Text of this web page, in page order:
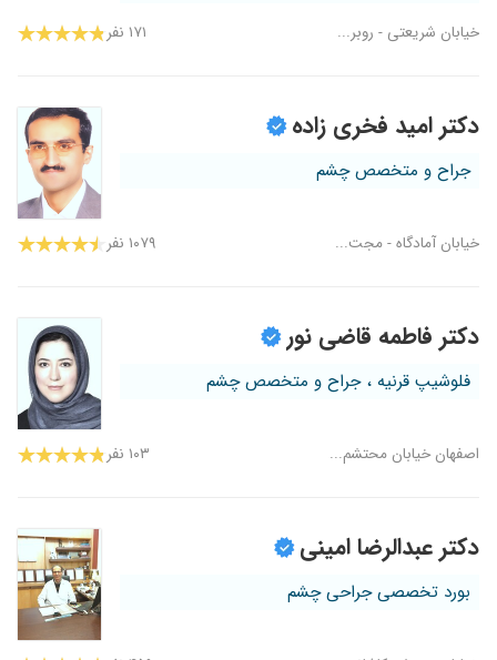
خیابان شریعتی - روبر... ۱۷۱ نفر
دکتر امید فخری زاده
جراح و متخصص چشم
خیابان آمادگاه - مجت... ۱۰۷۹ نفر
دکتر فاطمه قاضی نور
فلوشیپ قرنیه ، جراح و متخصص چشم
اصفهان خیابان محتشم... ۱۰۳ نفر
دکتر عبدالرضا امینی
بورد تخصصی جراحی چشم